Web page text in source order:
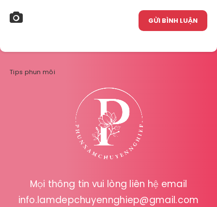
GỬI BÌNH LUẬN
Tips phun môi
Mọi thông tin vui lòng liên hệ email
info.lamdepchuyennghiep@gmail.com